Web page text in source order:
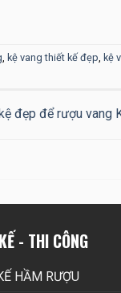
, kệ vang thiết kế đẹp, kệ
đẹp để rượu vang
- THI CÔNG
HẦM RƯỢU